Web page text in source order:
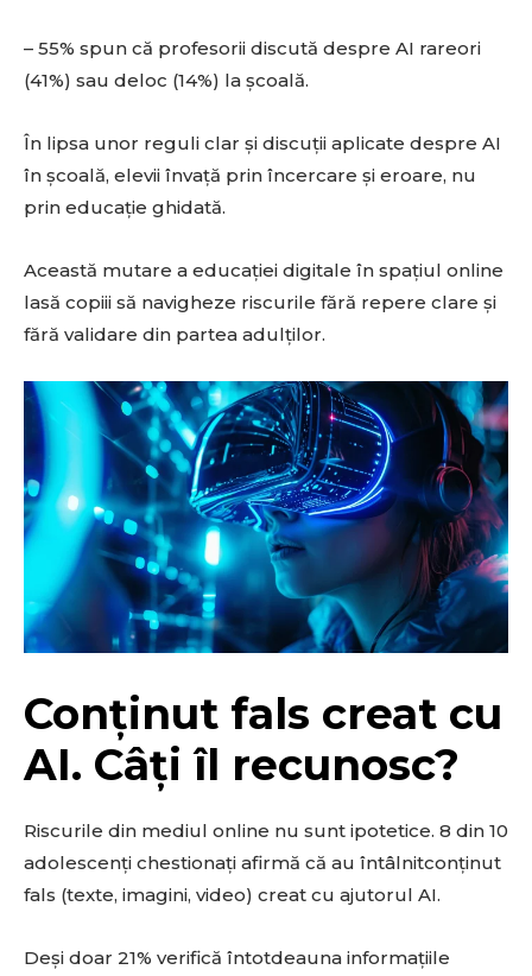
– 55% spun că profesorii discută despre AI rareori
(41%) sau deloc (14%) la școală.
În lipsa unor reguli clar și discuții aplicate despre AI
în școală, elevii învață prin încercare și eroare, nu
prin educație ghidată.
Această mutare a educației digitale în spațiul online
lasă copiii să navigheze riscurile fără repere clare și
fără validare din partea adulților.
Conținut fals creat cu
AI. Câți îl recunosc?
Riscurile din mediul online nu sunt ipotetice. 8 din 10
adolescenți chestionați afirmă că au întâlnitconținut
fals (texte, imagini, video) creat cu ajutorul AI.
Deși doar 21% verifică întotdeauna informațiile